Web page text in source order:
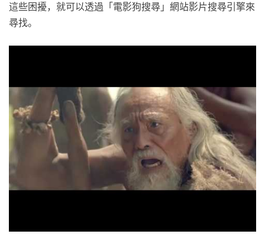
這些困擾，就可以透過「電影狗搜尋」網站影片搜尋引擎來
尋找。